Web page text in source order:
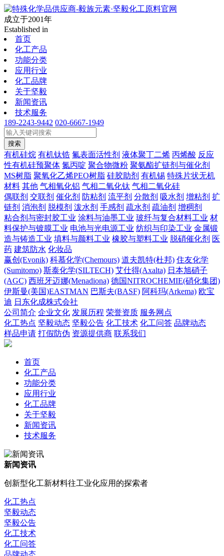
成立于2001年
Established in
首页
化工产品
功能分类
应用行业
化工品牌
关于坚毅
新闻资讯
技术服务
189-2243-9442 020-6667-1949
搜索
有机硅烷 有机钛锆 氟表面活性剂 液体聚丁二烯 丙烯酸 反应
性有机硅预聚体 氮丙啶 聚合物微粉 聚氨酯扩链剂与催化剂
MS树脂 聚氧化乙烯PEO树脂 硅胶助剂 有机锡 特殊片状无机
材料 其他 气相氧化铝 气相二氧化钛 气相二氧化硅
偶联剂 交联剂 催化剂 防粘剂 流平剂 分散剂 吸水剂 增粘剂 扩
链剂 消泡剂 脱模剂 泼水剂 手感剂 疏水剂 疏油剂 增稠剂
粘合剂与密封胶工业 涂料与油墨工业 玻纤与复合材料工业 材
料保护与镀膜工业 电池与光电源工业 纺织与印染工业 金属锻
造与铸造工业 填料与颜料工业 橡胶与塑料工业 脱硝催化剂 医
药 建筑防水 化妆品
赢创(Evonik) 科慕化学(Chemours) 道夫凯特(杜邦) 住友化学
(Sumitomo) 斯泰化学(SILTECH) 艾仕得(Axalta) 日本旭硝子
(AGC) 西班牙迈娜(Menadiona) 德国NITROCHEMIE(硝化集团)
伊斯曼(美国)EASTMAN 巴斯夫(BASF) 阿科玛(Arkema) 欧宝
迪 日东化成株式会社
公司简介 企业文化 发展历程 荣誉资质 服务网点
化工热点 坚毅动态 坚毅公告 化工技术 化工问答 品牌动态
样品申请 打假防伪 资源提供商 联系我们
首页
化工产品
功能分类
应用行业
化工品牌
关于坚毅
新闻资讯
技术服务
新闻资讯
创新型化工新材料往工业化应用的探索者
化工热点
坚毅动态
坚毅公告
化工技术
化工问答
品牌动态